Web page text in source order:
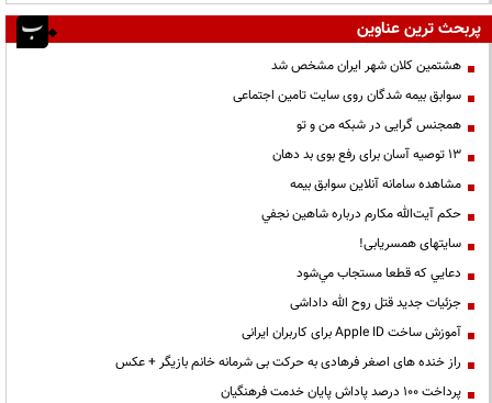
پربحث ترین عناوین
هشتمین کلان شهر ایران مشخص شد
سوابق بیمه شدگان روی سایت تامین اجتماعی
همجنس گرایی در شبکه من و تو
13 توصیه آسان برای رفع بوی بد دهان
مشاهده سامانه آنلاين سوابق بیمه
حكم آيت‌الله مكارم درباره شاهين نجفي
سایتهای همسریابی!
دعايي كه قطعا مستجاب مي‌شود
جزئیات جدید قتل روح الله داداشی
آموزش ساخت Apple ID برای کاربران ایرانی
راز خنده های اصغر فرهادی به حرکت بی شرمانه خانم بازیگر + عکس
پرداخت ۱۰۰ درصد پاداش پایان خدمت فرهنگیان